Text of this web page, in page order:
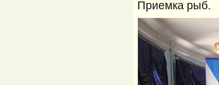
Приемка рыб.